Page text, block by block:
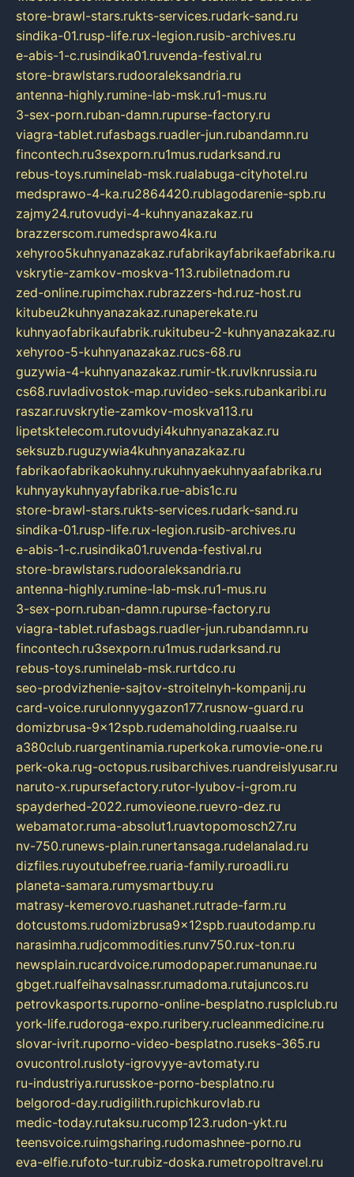
store-brawl-stars.rukts-services.rudark-sand.ru
sindika-01.rusp-life.rux-legion.rusib-archives.ru
e-abis-1-c.rusindika01.ruvenda-festival.ru
store-brawlstars.rudooraleksandria.ru
antenna-highly.rumine-lab-msk.ru1-mus.ru
3-sex-porn.ruban-damn.rupurse-factory.ru
viagra-tablet.rufasbags.ruadler-jun.rubandamn.ru
fincontech.ru3sexporn.ru1mus.rudarksand.ru
rebus-toys.ruminelab-msk.rualabuga-cityhotel.ru
medsprawo-4-ka.ru2864420.rublagodarenie-spb.ru
zajmy24.rutovudyi-4-kuhnyanazakaz.ru
brazzerscom.rumedsprawo4ka.ru
xehyroo5kuhnyanazakaz.rufabrikayfabrikaefabrika.ru
vskrytie-zamkov-moskva-113.rubiletnadom.ru
zed-online.rupimchax.rubrazzers-hd.ruz-host.ru
kitubeu2kuhnyanazakaz.runaperekate.ru
kuhnyaofabrikaufabrik.rukitubeu-2-kuhnyanazakaz.ru
xehyroo-5-kuhnyanazakaz.rucs-68.ru
guzywia-4-kuhnyanazakaz.rumir-tk.ruvlknrussia.ru
cs68.ruvladivostok-map.ruvideo-seks.rubankaribi.ru
raszar.ruvskrytie-zamkov-moskva113.ru
lipetsktelecom.rutovudyi4kuhnyanazakaz.ru
seksuzb.ruguzywia4kuhnyanazakaz.ru
fabrikaofabrikaokuhny.rukuhnyaekuhnyaafabrika.ru
kuhnyaykuhnyayfabrika.rue-abis1c.ru
store-brawl-stars.rukts-services.rudark-sand.ru
sindika-01.rusp-life.rux-legion.rusib-archives.ru
e-abis-1-c.rusindika01.ruvenda-festival.ru
store-brawlstars.rudooraleksandria.ru
antenna-highly.rumine-lab-msk.ru1-mus.ru
3-sex-porn.ruban-damn.rupurse-factory.ru
viagra-tablet.rufasbags.ruadler-jun.rubandamn.ru
fincontech.ru3sexporn.ru1mus.rudarksand.ru
rebus-toys.ruminelab-msk.rurtdco.ru
seo-prodvizhenie-sajtov-stroitelnyh-kompanij.ru
card-voice.rurulonnyygazon177.rusnow-guard.ru
domizbrusa-9x12spb.rudemaholding.ruaalse.ru
a380club.ruargentinamia.ruperkoka.rumovie-one.ru
perk-oka.rug-octopus.rusibarchives.ruandreislyusar.ru
naruto-x.rupursefactory.rutor-lyubov-i-grom.ru
spayderhed-2022.rumovieone.ruevro-dez.ru
webamator.ruma-absolut1.ruavtopomosch27.ru
nv-750.runews-plain.runertansaga.rudelanalad.ru
dizfiles.ruyoutubefree.ruaria-family.ruroadli.ru
planeta-samara.rumysmartbuy.ru
matrasy-kemerovo.ruashanet.rutrade-farm.ru
dotcustoms.rudomizbrusa9x12spb.ruautodamp.ru
narasimha.rudjcommodities.runv750.rux-ton.ru
newsplain.rucardvoice.rumodopaper.rumanunae.ru
gbget.rualfeihavsalnassr.rumadoma.rutajuncos.ru
petrovkasports.ruporno-online-besplatno.rusplclub.ru
york-life.rudoroga-expo.ruribery.rucleanmedicine.ru
slovar-ivrit.ruporno-video-besplatno.ruseks-365.ru
ovucontrol.rusloty-igrovyye-avtomaty.ru
ru-industriya.rurusskoe-porno-besplatno.ru
belgorod-day.rudigilith.rupichkurovlab.ru
medic-today.rutaksu.rucomp123.rudon-ykt.ru
teensvoice.ruimgsharing.rudomashnee-porno.ru
eva-elfie.rufoto-tur.rubiz-doska.rumetropoltravel.ru